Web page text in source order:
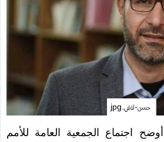
حسن-لافي.jpg
أوضح اجتماع الجمعية العامة للأمم